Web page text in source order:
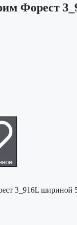
Форест
3_916L шириной